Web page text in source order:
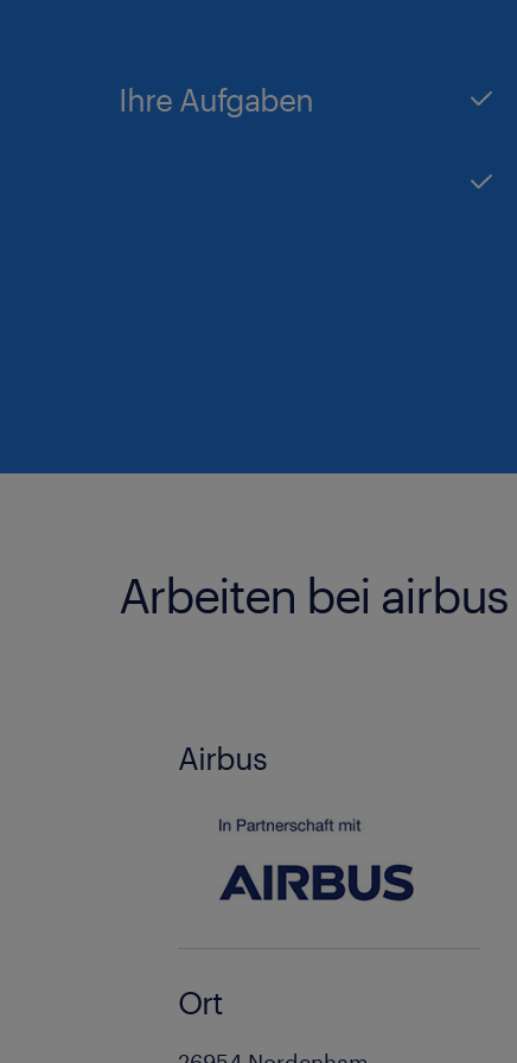
Ihre Aufgaben
Arbeiten bei airbus
Airbus
Ort